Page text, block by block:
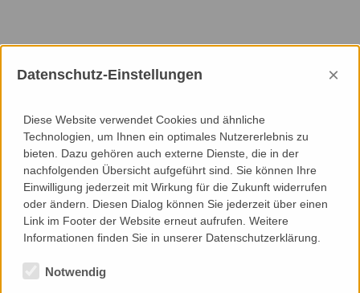
Datenschutz-Einstellungen ×
Diese Website verwendet Cookies und ähnliche
Technologien, um Ihnen ein optimales Nutzererlebnis zu
bieten. Dazu gehören auch externe Dienste, die in der
nachfolgenden Übersicht aufgeführt sind. Sie können Ihre
Einwilligung jederzeit mit Wirkung für die Zukunft widerrufen
oder ändern. Diesen Dialog können Sie jederzeit über einen
Link im Footer der Website erneut aufrufen. Weitere
Informationen finden Sie in unserer Datenschutzerklärung.
Notwendig